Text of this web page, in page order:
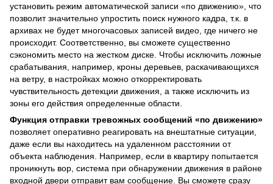
установить режим автоматической записи «по движению», что
позволит значительно упростить поиск нужного кадра, т.к. в
архивах не будет многочасовых записей видео, где ничего не
происходит. Соответственно, вы сможете существенно
сэкономить место на жестком диске. Чтобы исключить ложные
срабатывания, например, кроны деревьев, раскачивающихся
на ветру, в настройках можно откорректировать
чувствительность детекции движения, а также исключить из
зоны его действия определенные области.
Функция отправки тревожных сообщений «по движению»
позволяет оперативно реагировать на внештатные ситуации,
даже если вы находитесь на удаленном расстоянии от
объекта наблюдения. Например, если в квартиру попытается
проникнуть вор, система при обнаружении движения в районе
входной двери отправит вам сообщение. Вы сможете сразу